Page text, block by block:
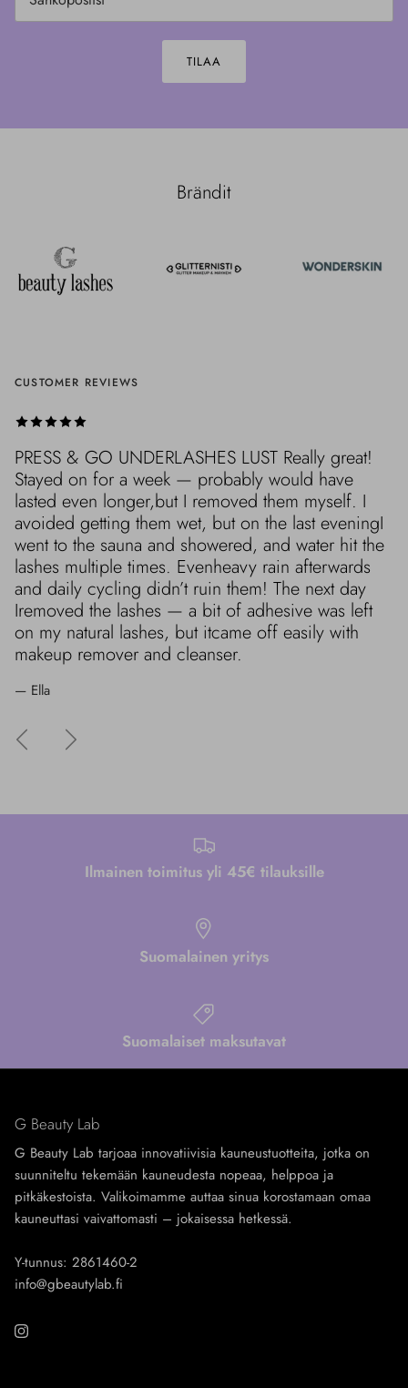
TILAA
Brändit
CUSTOMER REVIEWS
PRESS & GO UNDERLASHES LUST Really great!
Stayed on for a week — probably would have
lasted even longer,but I removed them myself. I
avoided getting them wet, but on the last eveningI
went to the sauna and showered, and water hit the
lashes multiple times. Evenheavy rain afterwards
and daily cycling didn’t ruin them! The next day
Iremoved the lashes — a bit of adhesive was left
on my natural lashes, but itcame off easily with
makeup remover and cleanser.
— Ella
EdellinenSeuraava
Ilmainen toimitus yli 45€ tilauksille
Suomalainen yritys
Suomalaiset maksutavat
G Beauty Lab
G Beauty Lab tarjoaa innovatiivisia kauneustuotteita, jotka on
suunniteltu tekemään kauneudesta nopeaa, helppoa ja
pitkäkestoista. Valikoimamme auttaa sinua korostamaan omaa
kauneuttasi vaivattomasti – jokaisessa hetkessä.
Y-tunnus: 2861460-2
info@gbeautylab.fi
Instagram